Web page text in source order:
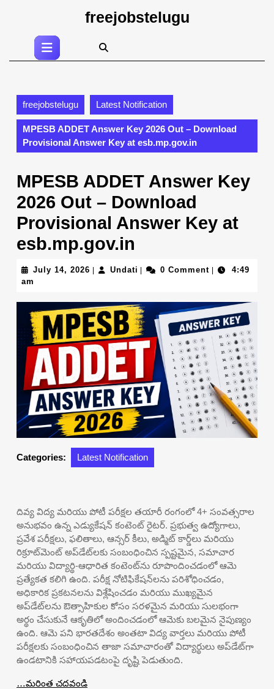
to
freejobstelugu
Open
Button
freejobstelugu Latest Notification
MPESB ADDET Answer Key 2026 Out – Download
Provisional Answer Key at esb.mp.gov.in
MPESB ADDET Answer Key
2026 Out – Download
Provisional Answer Key at
esb.mp.gov.in
July 14, 2026 July Undati Undati0 Comment
4:49
am
Categories: Latest Notification
దివ్య విద్య మరియు పోటీ పరీక్షల తయారీ రంగంలో 4+ సంవత్సరాల
అనుభవం ఉన్న ఎడ్యుకేషన్ కంటెంట్ రైటర్. ప్రభుత్వ ఉద్యోగాలు,
ప్రవేశ పరీక్షలు, ఫలితాలు, ఆన్సర్ కీలు, అడ్మిట్ కార్డ్‌లు మరియు
రిక్రూట్‌మెంట్ అప్‌డేట్‌లకు సంబంధించిన స్పష్టమైన, సమాచార
మరియు విద్యార్థి-ఆధారిత కంటెంట్‌ను రూపొందించడంలో ఆమె
ప్రత్యేకత కలిగి ఉంది. పరీక్ష నోటిఫికేషన్‌లను పరిశోధించడం,
అధికారిక ప్రకటనలను విశ్లేషించడం మరియు ముఖ్యమైన
అప్‌డేట్‌లను ఔత్సాహికుల కోసం సరళమైన మరియు సులభంగా
అర్థం చేసుకునే ఆకృతిలో అందించడంలో ఆమెకు బలమైన నైపుణ్యం
ఉంది. ఆమె పని భారతదేశం అంతటా విద్య వార్తలు మరియు పోటీ
పరీక్షలకు సంబంధించిన తాజా సమాచారంతో విద్యార్థులు అప్‌డేట్‌గా
ఉండటానికి సహాయపడటంపై దృష్టి పెడుతుంది.
…మరింత చదవండి